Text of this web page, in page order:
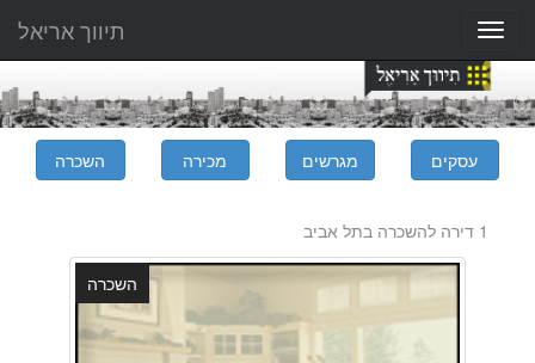
Toggle
navigation
תיווך אריאל
1 דירה להשכרה בתל אביב
השכרה